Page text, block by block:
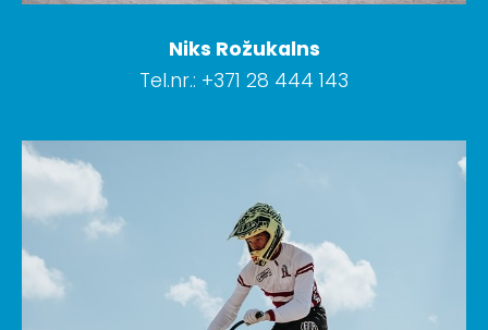
Niks Rožukalns
Tel.nr.: +371 28 444 143